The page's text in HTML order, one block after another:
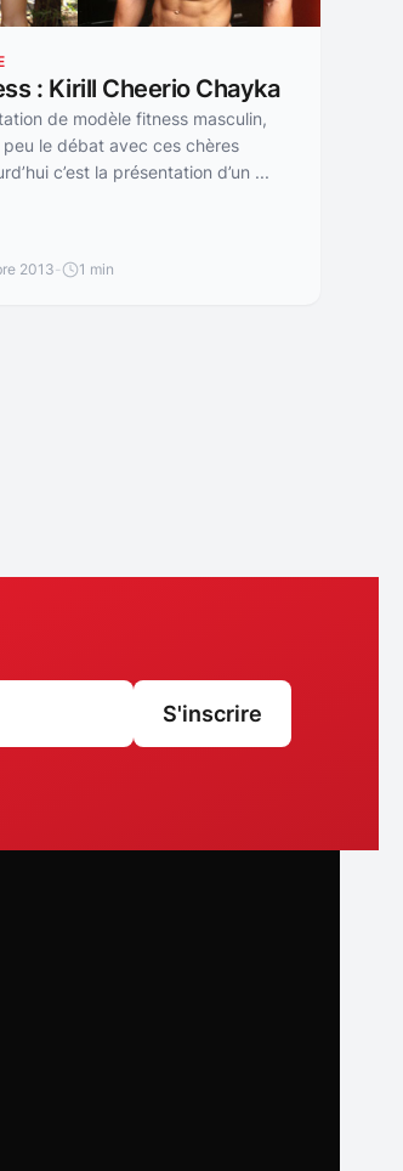
: Kirill Cheerio Chayka
de modèle fitness masculin,
le débat avec ces chères
c’est la présentation d’un ...
2013- 1 min
S'inscrire